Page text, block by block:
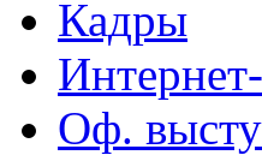
Кадры
Оф.